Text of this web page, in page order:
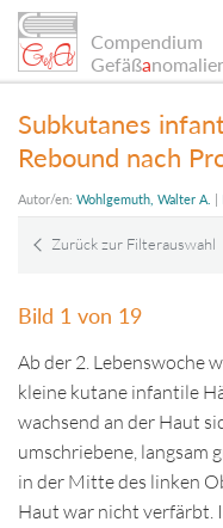
Compendium
Gefäßa
INFO
SUCHE
Sitemap
Datenschutz
Subkutanes
Rebound nach
Zurück zur Filterauswahl
Autor/en:Wohlgemuth,
Autor/en: Wohlgemuth, Walter A. |
Bild 1 von 19
Ab der 2. Lebenswoche
kleine kutane infantile
wachsend an der Haut
umschriebene, langsam
in der Mitte des linken
Haut war nicht verfärbt.